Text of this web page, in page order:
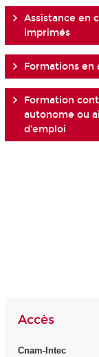
Assistance en
imprimés
Formations en
Formation
autonome ou
d'emploi
Accès
Cnam-Intec